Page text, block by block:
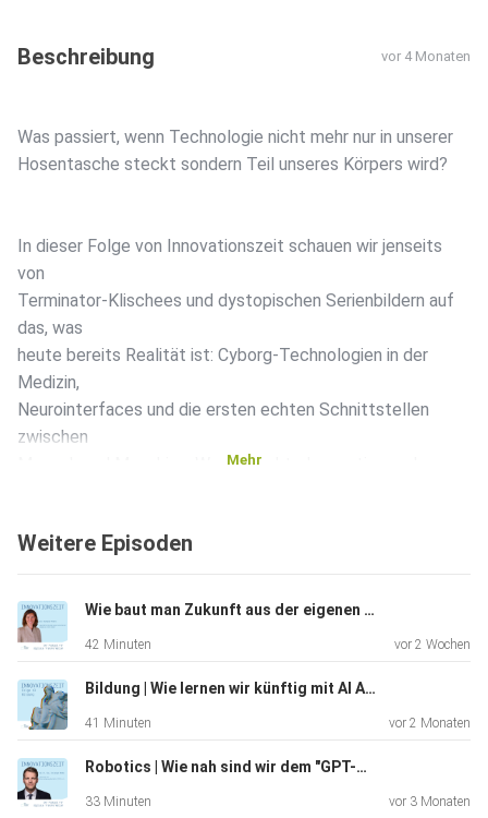
Beschreibung vor 4 Monaten
Was passiert, wenn Technologie nicht mehr nur in unserer
Hosentasche steckt sondern Teil unseres Körpers wird?
In dieser Folge von Innovationszeit schauen wir jenseits
von
Terminator-Klischees und dystopischen Serienbildern auf
das, was
heute bereits Realität ist: Cyborg-Technologien in der
Medizin,
Neurointerfaces und die ersten echten Schnittstellen
zwischen
Mensch und Maschine. Was ist echte Innovation und
Janna
Wir klären was ein „Cyborg“ wirklich ist, wie
Brain-Computer-Interfaces funktionieren und warum
Investments und
Push
erleben.
Mehr
Weitere Episoden
Wie baut man Zukunft aus der eigenen Tradition heraus? | Mit Stefanie Peters, Geschäftsführende Gesellschafterin NEUMAN & ESSER GROUP
42 Minuten vor 2 Wochen
Bildung | Wie lernen wir künftig mit AI Adaptive Tutoring, Microlearning und Co. ?
41 Minuten vor 2 Monaten
Robotics | Wie nah sind wir dem "GPT-Moment" von Robotics wirklich?
33 Minuten vor 3 Monaten